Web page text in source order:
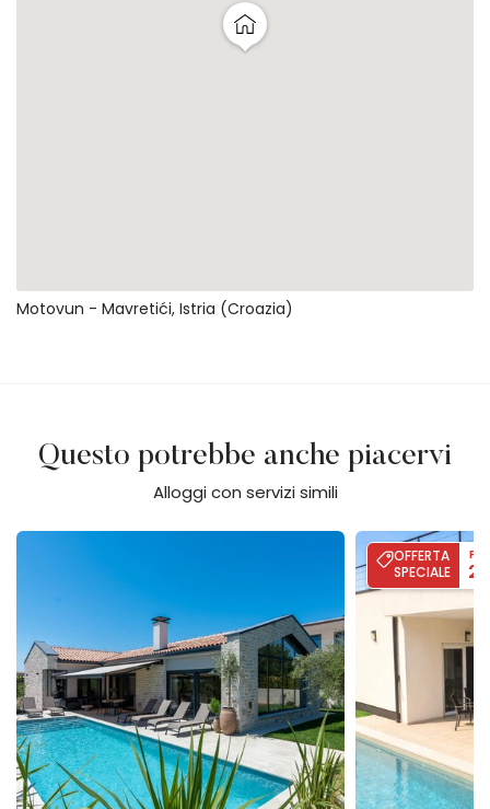
Motovun - Mavretići, Istria (Croazia)
Questo potrebbe anche piacervi
Alloggi con servizi simili
Villa Flores
OFFERTA
SPECIALE
Villa Palma -